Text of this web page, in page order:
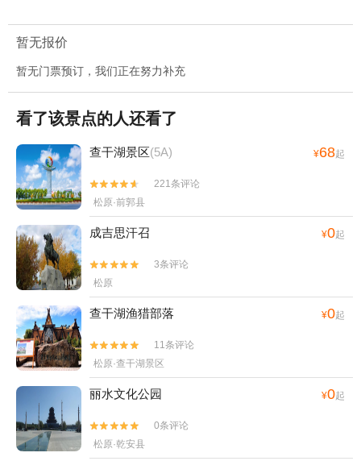
暂无报价
暂无门票预订，我们正在努力补充
看了该景点的人还看了
查干湖景区(5A) ¥68起


221条评论
松原·前郭县
成吉思汗召 ¥0起


3条评论
松原
查干湖渔猎部落 ¥0起


11条评论
松原·查干湖景区
丽水文化公园 ¥0起


0条评论
松原·乾安县